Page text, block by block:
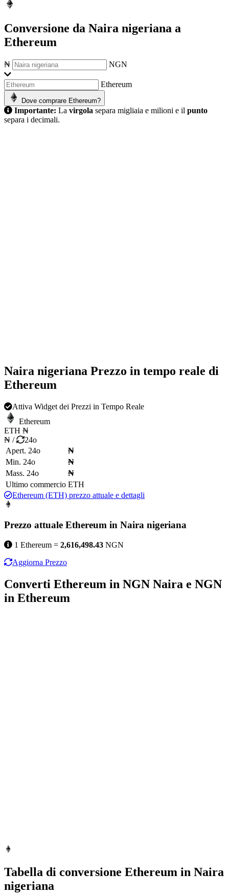
Conversione da Naira nigeriana a
Ethereum
₦ NGN
Ethereum
Dove comprare Ethereum?
Importante: La virgola separa migliaia e milioni e il punto
separa i decimali.
Naira nigeriana Prezzo in tempo reale di
Ethereum
Attiva Widget dei Prezzi in Tempo Reale
Ethereum
ETH ₦
₦ /
24o
Apert. 24o
₦
Min. 24o
₦
Mass. 24o
₦
Ultimo commercio ETH
Ethereum (ETH) prezzo attuale e dettagli
Prezzo attuale Ethereum in Naira nigeriana
1 Ethereum = 2,616,498.43 NGN
Aggiorna Prezzo
Converti Ethereum in NGN Naira e NGN
in Ethereum
Tabella di conversione Ethereum in Naira
nigeriana